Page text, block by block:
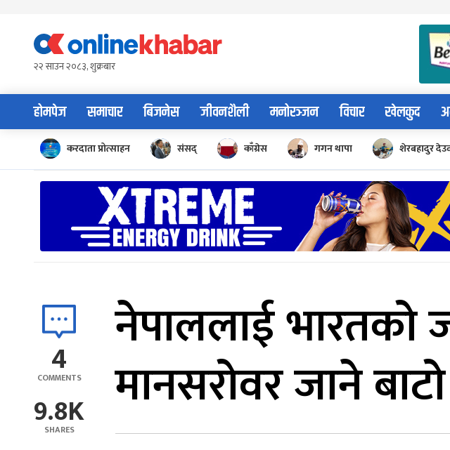
content२२ साउन २०८३, शुक्रबार
होमपेज समाचार बिजनेस जीवनशैली मनोरञ्जन विचार खेलकुद
करदाता प्रोत्साहन संसद् काँग्रेस गगन थापा शेरबहादुर
4
COMMENTS
9.8K
SHARES
नेपाललाई
मानसरोवर जाने